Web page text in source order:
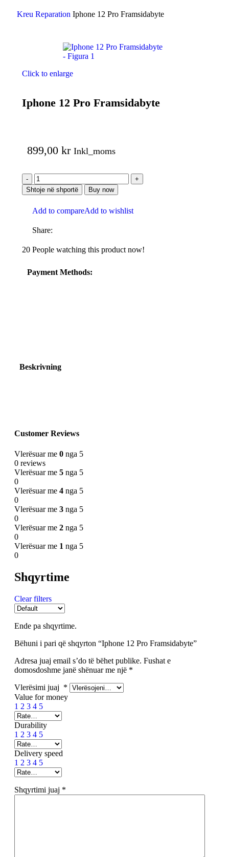
Kreu Reparation Iphone 12 Pro Framsidabyte
Click to enlarge
Iphone 12 Pro Framsidabyte
899,00 kr Inkl_moms
Shtoje në shportë Buy now
Add to compareAdd to wishlist
Share:
20 People watching this product now!
Payment Methods:
Beskrivning
Customer Reviews
Vlerësuar me 0 nga 5
0 reviews
Vlerësuar me 5 nga 5
0
Vlerësuar me 4 nga 5
0
Vlerësuar me 3 nga 5
0
Vlerësuar me 2 nga 5
0
Vlerësuar me 1 nga 5
0
Shqyrtime
Clear filters
Ende pa shqyrtime.
Bëhuni i pari që shqyrton “Iphone 12 Pro Framsidabyte”
Adresa juaj email s’do të bëhet publike. Fushat e
domosdoshme janë shënuar me një *
Vlerësimi juaj *
Value for money
1 2 3 4 5
Durability
1 2 3 4 5
Delivery speed
1 2 3 4 5
Shqyrtimi juaj *